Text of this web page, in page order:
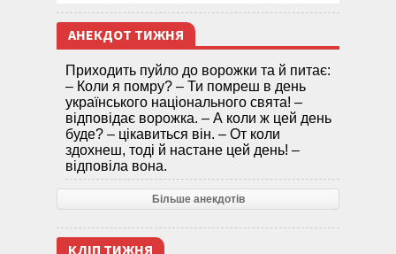
АНЕКДОТ ТИЖНЯ
Приходить пуйло до ворожки та й питає:
– Коли я помру? – Ти помреш в день
українського національного свята! –
відповідає ворожка. – А коли ж цей день
буде? – цікавиться він. – От коли
здохнеш, тоді й настане цей день! –
відповіла вона.
Більше анекдотів